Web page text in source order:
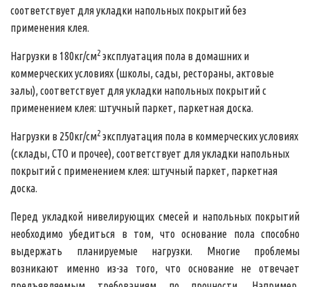
соответствует для укладки напольных покрытий без
применения клея.
Нагрузки в 180кг/см2 эксплуатация пола в домашних и
коммерческих условиях (школы, сады, рестораны, актовые
залы), соответствует для укладки напольных покрытий с
применением клея: штучный паркет, паркетная доска.
Нагрузки в 250кг/см2 эксплуатация пола в коммерческих условиях
(склады, СТО и прочее), соответствует для укладки напольных
покрытий с применением клея: штучный паркет, паркетная
доска.
Перед укладкой нивелирующих смесей и напольных покрытий
необходимо убедиться в том, что основание пола способно
выдержать планируемые нагрузки. Многие проблемы
возникают именно из-за того, что основание не отвечает